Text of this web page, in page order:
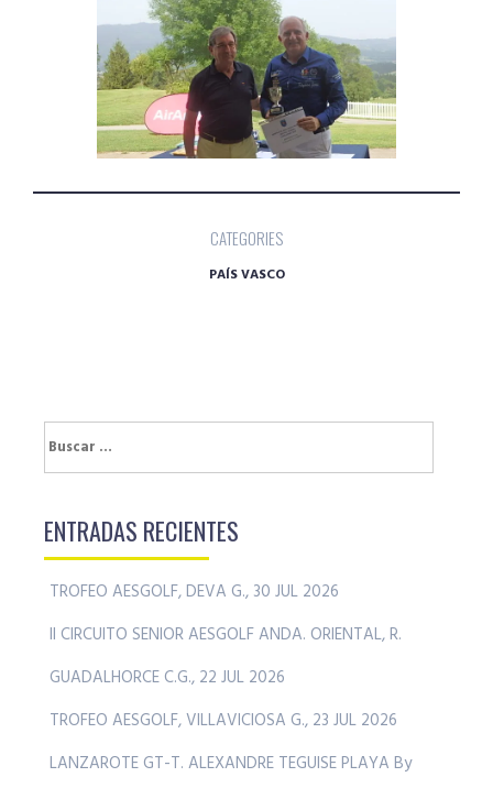
CATEGORIES
PAÍS VASCO
Buscar:
ENTRADAS RECIENTES
TROFEO AESGOLF, DEVA G., 30 JUL 2026
II CIRCUITO SENIOR AESGOLF ANDA. ORIENTAL, R.
GUADALHORCE C.G., 22 JUL 2026
TROFEO AESGOLF, VILLAVICIOSA G., 23 JUL 2026
LANZAROTE GT-T. ALEXANDRE TEGUISE PLAYA By